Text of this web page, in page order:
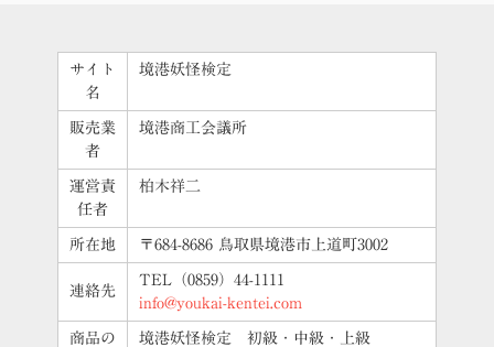
か
式
サイト
名
境港妖怪検定
販売業
者
境港商工会議所
運営責
任者
柏木祥二
所在地 〒684-8686 鳥取県境港市上道町3002
連絡先
TEL（0859）44-1111
info@youkai-kentei.com
商品の
境港妖怪検定 初級・中級・上級